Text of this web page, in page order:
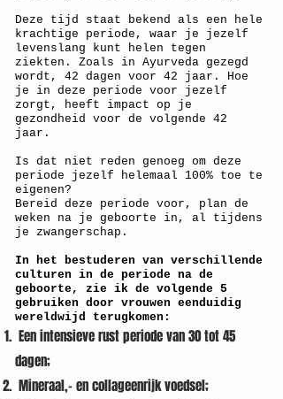
Deze tijd staat bekend als een hele
krachtige periode, waar je jezelf
levenslang kunt helen tegen
ziekten. Zoals in Ayurveda gezegd
wordt, 42 dagen voor 42 jaar. Hoe
je in deze periode voor jezelf
zorgt, heeft impact op je
gezondheid voor de volgende 42
jaar.
Is dat niet reden genoeg om deze
periode jezelf helemaal 100% toe te
eigenen?
Bereid deze periode voor, plan de
weken na je geboorte in, al tijdens
je zwangerschap.
In het bestuderen van verschillende
culturen in de periode na de
geboorte, zie ik de volgende 5
gebruiken door vrouwen eenduidig
wereldwijd terugkomen:
Een intensieve rust periode van 30 tot 45
dagen;
Mineraal,- en collageenrijk voedsel;